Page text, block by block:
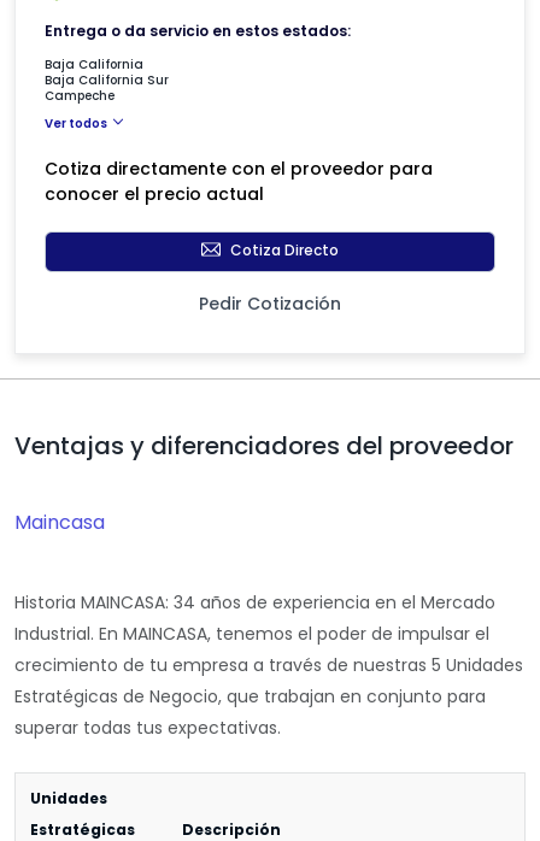
Entrega o da servicio en estos estados:
Baja California
Baja California Sur
Campeche
Ver todos
Cotiza directamente con el proveedor para
conocer el precio actual
Cotiza Directo
Pedir Cotización
Ventajas y diferenciadores del proveedor
Maincasa
Historia MAINCASA: 34 años de experiencia en el Mercado
Industrial. En MAINCASA, tenemos el poder de impulsar el
crecimiento de tu empresa a través de nuestras 5 Unidades
Estratégicas de Negocio, que trabajan en conjunto para
superar todas tus expectativas.
Unidades
Estratégicas
Descripción